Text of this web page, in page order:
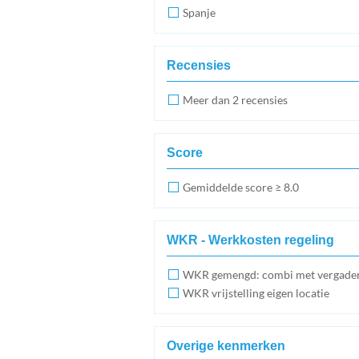
Spanje
Recensies
Meer dan 2 recensies
Score
Gemiddelde score ≥ 8.0
WKR - Werkkosten regeling
WKR gemengd: combi met
WKR vrijstelling eigen locatie
Overige kenmerken